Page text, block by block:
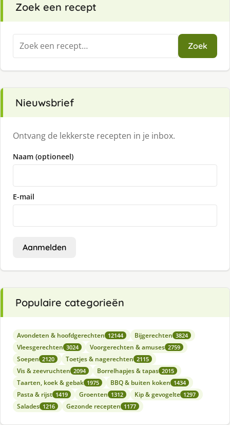
Zoek een recept
Zoeken
naar:
Zoek
Nieuwsbrief
Ontvang de lekkerste recepten in je inbox.
Naam (optioneel)
E-mail
Aanmelden
Populaire categorieën
Avondeten & hoofdgerechten 12144 Bijgerechten 3824
Vleesgerechten 3024 Voorgerechten & amuses 2759
Soepen 2120 Toetjes & nagerechten 2115
Vis & zeevruchten 2094 Borrelhapjes & tapas 2015
Taarten, koek & gebak 1975 BBQ & buiten koken 1434
Pasta & rijst 1419 Groenten 1312 Kip & gevogelte 1297
Salades 1216 Gezonde recepten 1177